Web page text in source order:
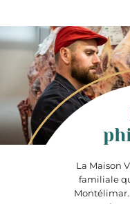
La Maison
familiale
Montélimar.